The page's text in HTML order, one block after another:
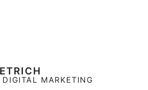
DIGITAL MARKETING